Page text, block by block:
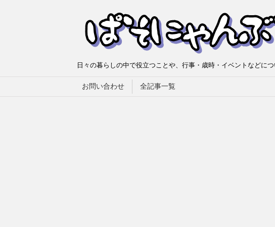
日々の暮らしの中で役立つことや、行事・歳時・イベントなどに
お問い合わせ 全記事一覧